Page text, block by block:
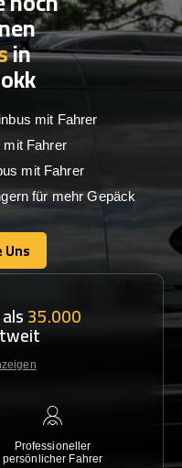
in
mit Fahrer
mit Fahrer
mit Fahrer
für mehr Gepäck
35.000
Professioneller
persönlicher Fahrer